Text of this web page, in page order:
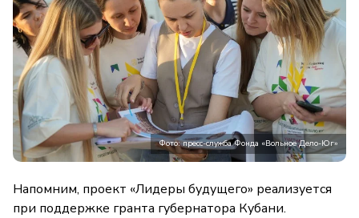
Фото: пресс-служба Фонда «Вольное Дело-Юг»
Напомним, проект «Лидеры будущего» реализуется
при поддержке гранта губернатора Кубани.